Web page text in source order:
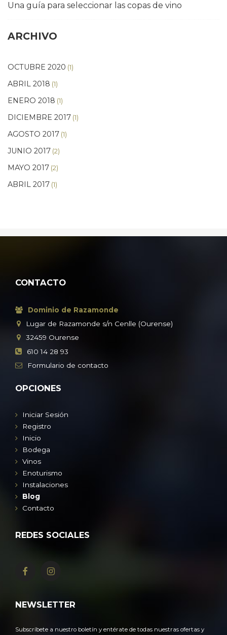
Una guía para seleccionar las copas de vino
ARCHIVO
OCTUBRE 2020 (1)
ABRIL 2018 (1)
ENERO 2018 (1)
DICIEMBRE 2017 (1)
AGOSTO 2017 (1)
JUNIO 2017 (2)
MAYO 2017 (2)
ABRIL 2017 (1)
CONTACTO
Dominio de Razamonde
Lugar de Razamonde s/n Cenlle (Ourense)
32459 Ourense
610 14 28 93
Formulario de contacto
OPCIONES
Iniciar Sesión
Registro
Inicio
Bodega
Vinos
Enoturismo
Instalaciones
Blog
Contacto
REDES SOCIALES
NEWSLETTER
Subscríbete a nuestro boletín y entérate de todas nuestras ofertas y